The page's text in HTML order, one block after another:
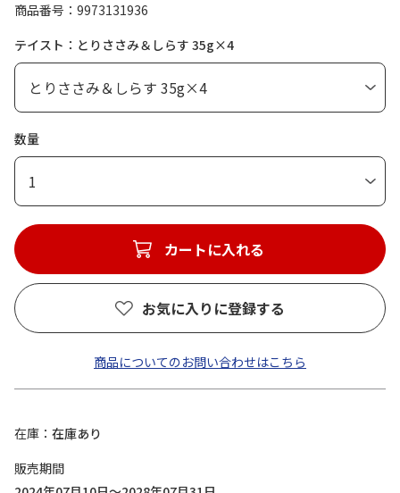
商品番号
9973131936
テイスト：とりささみ＆しらす 35g×4
数量
1
カートに入れる
お気に入りに登録する
商品についてのお問い合わせはこちら
在庫
在庫あり
販売期間